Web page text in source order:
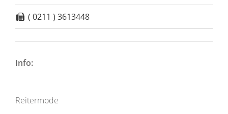
( 0211 ) 3613448
Info:
Reitermode